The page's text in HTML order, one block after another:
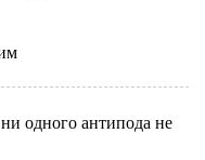
одного антипода не